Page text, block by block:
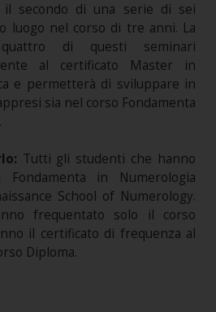
il secondo di una serie di sei
luogo nel corso di tre anni. La
di questi seminari
al certificato Master in
e permetterà di sviluppare in
sia nel corso Fondamenta
Tutti gli studenti che hanno
in Numerologia
School of Numerology.
frequentato solo il corso
il certificato di frequenza al
Diploma.